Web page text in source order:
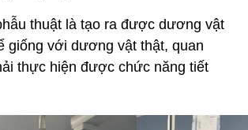
thuật là tạo ra được dương vật
giống với dương vật thật, quan
thực hiện được chức năng tiết